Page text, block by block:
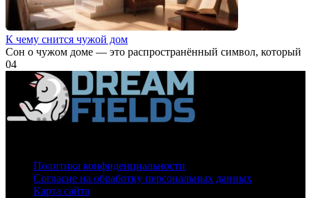
К чему снится чужой дом
Сон о чужом доме — это распространённый символ, который
04
Политика конфиденциальности
Согласие на обработку персональных данных
Карта сайта